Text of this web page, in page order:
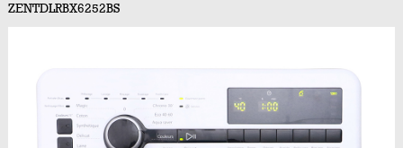
ZENTDLRBX6252BS